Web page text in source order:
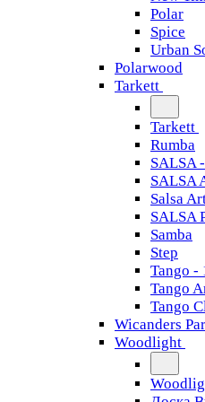
Polar
Spice
Urban
Polarwood
Tarkett
Tarkett
Rumba
SALSA
SALSA
Salsa
SALSA
Samba
Step
Tango -
Tango
Tango
Wicanders
Woodlight